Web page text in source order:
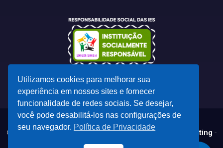
© 2023 - Desenvolvido porCSC - Comunicação e Marketing -
Utilizamos cookies para melhorar sua
experiência em nossos sites e fornecer
funcionalidade de redes sociais. Se desejar,
você pode desabilitá-los nas configurações de
seu navegador. Política de Privacidade